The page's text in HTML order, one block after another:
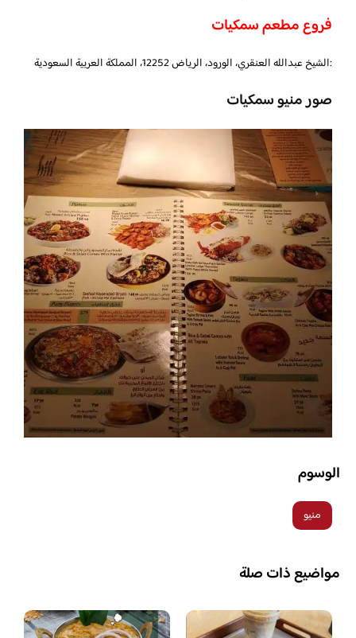
فروع مطعم سمكيات
:الشيخ عبدالله العنقري، الورود، الرياض 12252، المملكة العربية السعودية
صور منيو سمكيات
الوسوم
منيو
مواضيع ذات صلة